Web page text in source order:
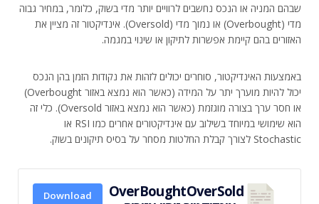
שבהם המניה או הנכס נחשבים לרוויים יותר מדי בשוק, כלומר, במחיר גבוה
מדי (Overbought) או נמוך מדי (Oversold). אינדיקטור זה מציין את
האזורים בהם קיימת אפשרות לתיקון או שינוי במגמה.
באמצעות האינדיקטור, סוחרים יכולים לזהות את נקודות הזמן בהן הנכס
יכול להיות מוערך יתר על המידה (כאשר הוא נמצא באזור Overbought)
או חסר ערך בצורה מוגזמת (כאשר הוא נמצא באזור Oversold). כלי זה
הוא שימושי במיוחד בשילוב עם אינדיקטורים אחרים כמו RSI או
Stochastic לצורך קבלת החלטות מסחר על בסיס תיקונים בשוק.
OverBoughtOverSold
Download